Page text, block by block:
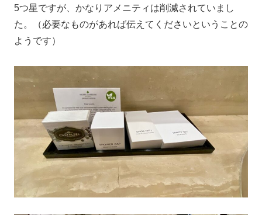
5つ星ですが、かなりアメニティは削減されていまし
た。（必要なものがあれば伝えてくださいということの
ようです）